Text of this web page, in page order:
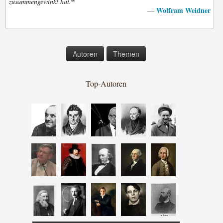
— Wolfram Weidner
Autoren Themen
Top-Autoren